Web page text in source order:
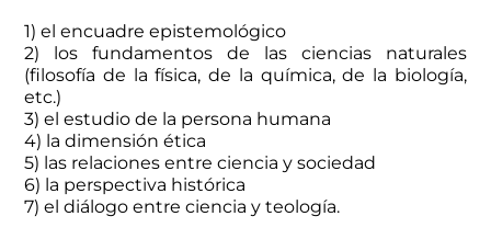
1) el encuadre epistemológico
2) los fundamentos de las ciencias naturales
(filosofía de la física, de la química, de la biología,
etc.)
3) el estudio de la persona humana
4) la dimensión ética
5) las relaciones entre ciencia y sociedad
6) la perspectiva histórica
7) el diálogo entre ciencia y teología.